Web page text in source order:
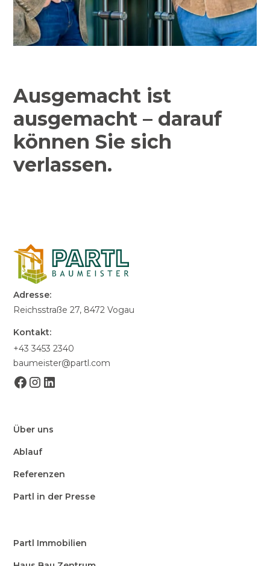
Ausgemacht ist
ausgemacht – darauf
können Sie sich
verlassen.
Adresse:
Reichsstraße 27, 8472 Vogau
Kontakt:
+43 3453 2340
baumeister@partl.com
Über uns
Ablauf
Referenzen
Partl in der Presse
Partl Immobilien